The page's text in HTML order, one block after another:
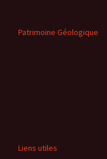
Patrimoine Géologique
Liens utiles